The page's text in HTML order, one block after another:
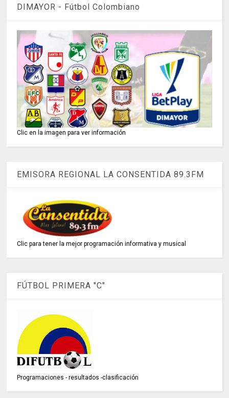
DIMAYOR - Fútbol Colombiano
Clic en la imagen para ver información
EMISORA REGIONAL LA CONSENTIDA 89.3FM
Clic para tener la mejor programación informativa y musical
FÚTBOL PRIMERA "C"
Programaciones - resultados -clasificación